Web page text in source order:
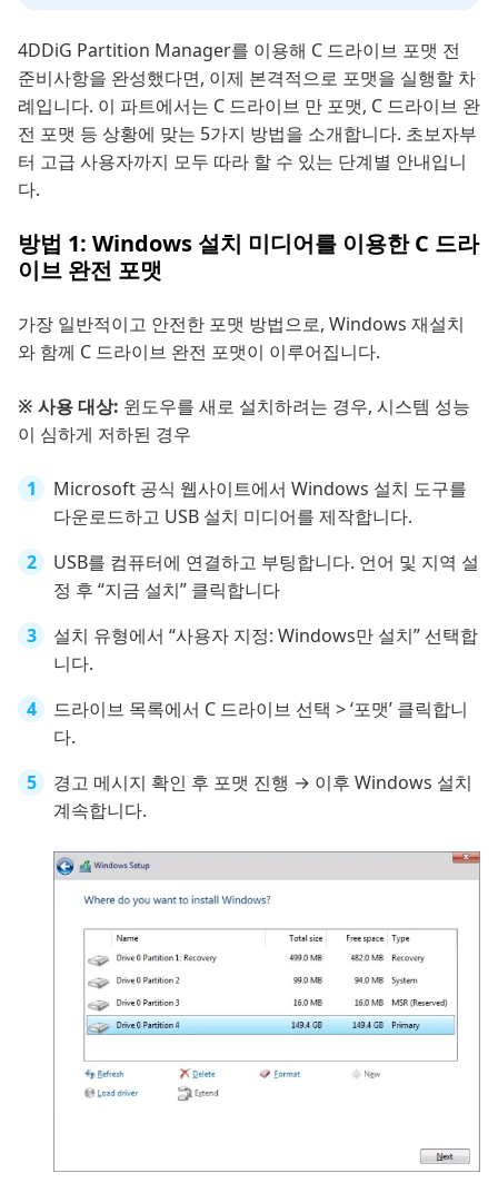
4DDiG Partition Manager를 이용해 C 드라이브 포맷 전
준비사항을 완성했다면, 이제 본격적으로 포맷을 실행할 차
례입니다. 이 파트에서는 C 드라이브 만 포맷, C 드라이브 완
전 포맷 등 상황에 맞는 5가지 방법을 소개합니다. 초보자부
터 고급 사용자까지 모두 따라 할 수 있는 단계별 안내입니
다.
방법 1: Windows 설치 미디어를 이용한 C 드라
이브 완전 포맷
가장 일반적이고 안전한 포맷 방법으로, Windows 재설치
와 함께 C 드라이브 완전 포맷이 이루어집니다.
※ 사용 대상: 윈도우를 새로 설치하려는 경우, 시스템 성능
이 심하게 저하된 경우
Microsoft 공식 웹사이트에서 Windows 설치 도구를
다운로드하고 USB 설치 미디어를 제작합니다.
USB를 컴퓨터에 연결하고 부팅합니다. 언어 및 지역 설
정 후 “지금 설치” 클릭합니다
설치 유형에서 “사용자 지정: Windows만 설치” 선택합
니다.
드라이브 목록에서 C 드라이브 선택 > ‘포맷’ 클릭합니
다.
경고 메시지 확인 후 포맷 진행 → 이후 Windows 설치
계속합니다.